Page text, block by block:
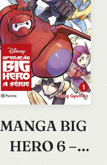
MANGA BIG
HERO 6 –